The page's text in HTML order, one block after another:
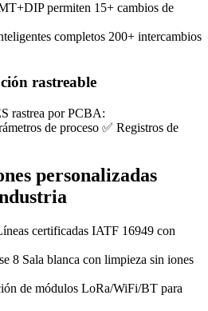
permiten 15+ cambios de
completos 200+ intercambios
rastreable
rastrea por PCBA:
de proceso ✅ Registros de
personalizadas
certificadas IATF 16949 con
8 Sala blanca con limpieza sin iones
de módulos LoRa/WiFi/BT para